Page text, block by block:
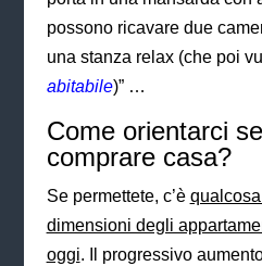
possono ricavare due
una stanza relax (che poi
abitabile)” …
Come orientarci
comprare casa?
Se permettete, c’è
dimensioni degli
oggi. Il progressivo